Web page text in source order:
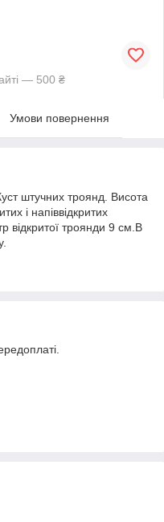
— 500 ₴
Умови повернення
штучних троянд. Висота
і напіввідкритих
відкритої троянди 9 см.В